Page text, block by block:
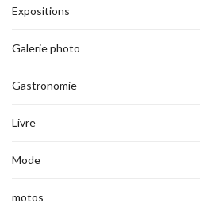
Expositions
Galerie photo
Gastronomie
Livre
Mode
motos